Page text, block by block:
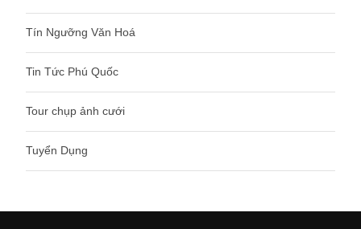
Tín Ngưỡng Văn Hoá
Tin Tức Phú Quốc
Tour chụp ảnh cưới
Tuyển Dụng